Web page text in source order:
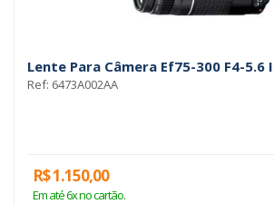
Lente Para Câmera Ef75-300 F4-5.6
Ref: 6473A002AA
R$ 1.150,00
Em até 6x no cartão.